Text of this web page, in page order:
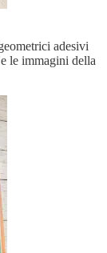
adesivi
le immagini della